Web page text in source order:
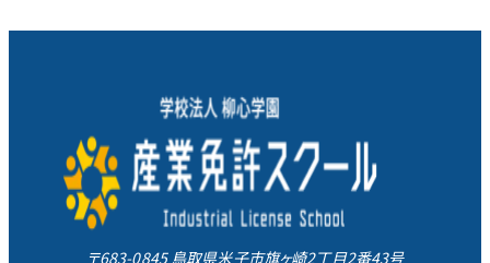
〒683-0845 鳥取県米子市旗ヶ崎2丁目2番43号